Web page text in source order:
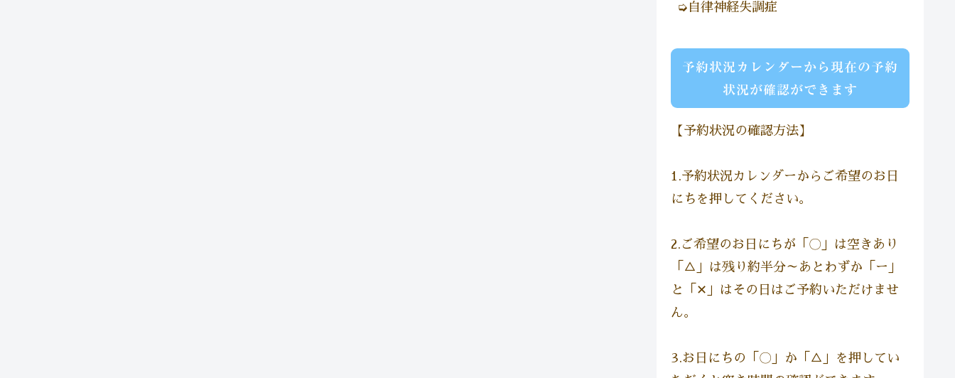
➭自律神経失調症
予約状況カレンダーから現在の予約
状況が確認ができます
【予約状況の確認方法】
1.予約状況カレンダーからご希望のお日
にちを押してください。
2.ご希望のお日にちが「〇」は空きあり
「△」は残り約半分～あとわずか「ー」
と「✕」はその日はご予約いただけませ
ん。
3.お日にちの「〇」か「△」を押してい